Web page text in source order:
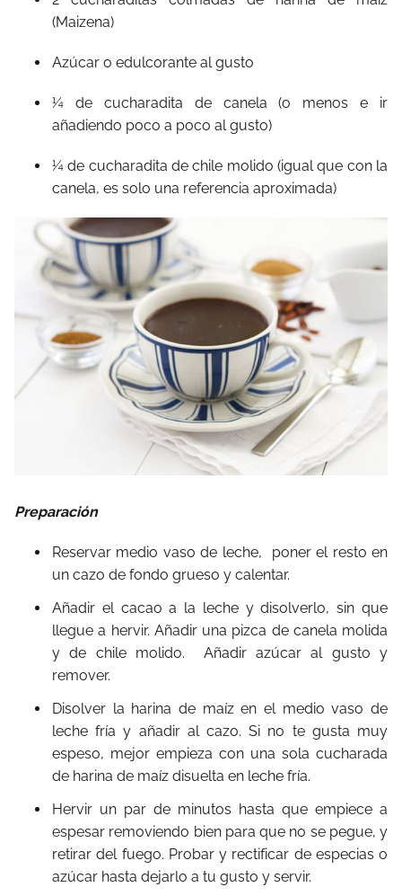
(Maizena)
Azúcar o edulcorante al gusto
¼ de cucharadita de canela (o menos e ir
añadiendo poco a poco al gusto)
¼ de cucharadita de chile molido (igual que con la
canela, es solo una referencia aproximada)
Preparación
Reservar medio vaso de leche, poner el resto en
un cazo de fondo grueso y calentar.
Añadir el cacao a la leche y disolverlo, sin que
llegue a hervir. Añadir una pizca de canela molida
y de chile molido. Añadir azúcar al gusto y
remover.
Disolver la harina de maíz en el medio vaso de
leche fría y añadir al cazo. Si no te gusta muy
espeso, mejor empieza con una sola cucharada
de harina de maíz disuelta en leche fría.
Hervir un par de minutos hasta que empiece a
espesar removiendo bien para que no se pegue, y
retirar del fuego. Probar y rectificar de especias o
azúcar hasta dejarlo a tu gusto y servir.